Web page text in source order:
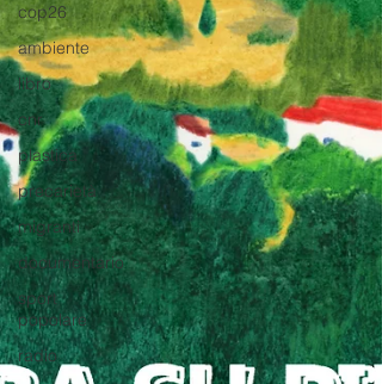
cop26
ambiente
libro
cnr
plastica
precarietà
migranti
documentario
sport
popolare
radio